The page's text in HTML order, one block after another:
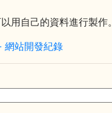
用自己的資料進行製作。
網站開發紀錄